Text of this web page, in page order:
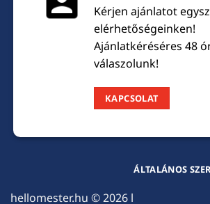
Kérjen ajánlatot
elérhetőségeinken!
Ajánlatkéréséres 48
válaszolunk!
KAPCSOLAT
hellomester.hu © 2026 l
ÁLTALÁNOS